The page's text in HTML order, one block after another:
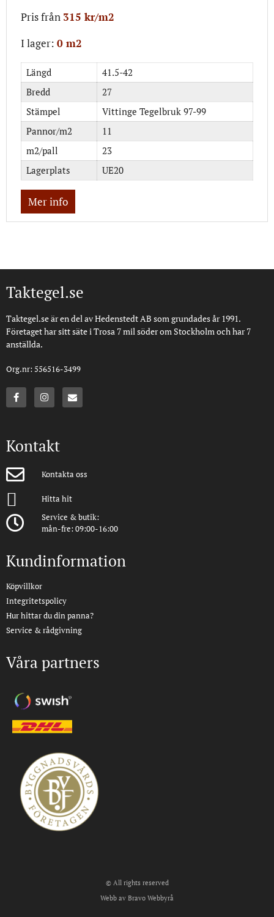
Pris från 315 kr/m2
I lager: 0 m2
Längd
41.5-42
Bredd
27
Stämpel
Vittinge Tegelbruk 97-99
Pannor/m2
11
m2/pall
23
Lagerplats
UE20
Mer info
Taktegel.se
Taktegel.se är en del av Hedenstedt AB som grundades år 1991.
Företaget har sitt säte i Trosa 7 mil söder om Stockholm och har 7
anställda.
Org.nr: 556516-3499
Kontakt
Kontakta oss
Hitta hit
Service & butik:
mån-fre: 09:00-16:00
Kundinformation
Köpvillkor
Integritetspolicy
Hur hittar du din panna?
Service & rådgivning
Våra partners
© All rights reserved
Webb av Bravo Webbyrå